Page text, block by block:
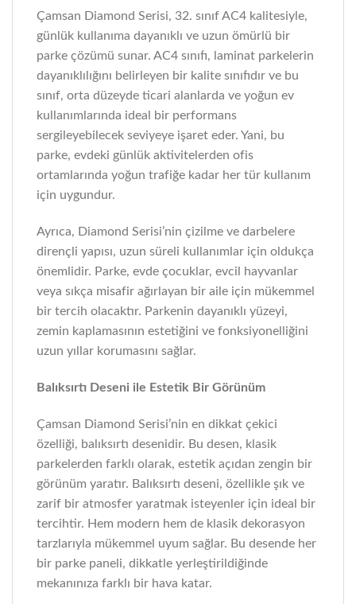
Çamsan Diamond Serisi, 32. sınıf AC4 kalitesiyle,
günlük kullanıma dayanıklı ve uzun ömürlü bir
parke çözümü sunar. AC4 sınıfı, laminat parkelerin
dayanıklılığını belirleyen bir kalite sınıfıdır ve bu
sınıf, orta düzeyde ticari alanlarda ve yoğun ev
kullanımlarında ideal bir performans
sergileyebilecek seviyeye işaret eder. Yani, bu
parke, evdeki günlük aktivitelerden ofis
ortamlarında yoğun trafiğe kadar her tür kullanım
için uygundur.
Ayrıca, Diamond Serisi’nin çizilme ve darbelere
dirençli yapısı, uzun süreli kullanımlar için oldukça
önemlidir. Parke, evde çocuklar, evcil hayvanlar
veya sıkça misafir ağırlayan bir aile için mükemmel
bir tercih olacaktır. Parkenin dayanıklı yüzeyi,
zemin kaplamasının estetiğini ve fonksiyonelliğini
uzun yıllar korumasını sağlar.
Balıksırtı Deseni ile Estetik Bir Görünüm
Çamsan Diamond Serisi’nin en dikkat çekici
özelliği, balıksırtı desenidir. Bu desen, klasik
parkelerden farklı olarak, estetik açıdan zengin bir
görünüm yaratır. Balıksırtı deseni, özellikle şık ve
zarif bir atmosfer yaratmak isteyenler için ideal bir
tercihtir. Hem modern hem de klasik dekorasyon
tarzlarıyla mükemmel uyum sağlar. Bu desende her
bir parke paneli, dikkatle yerleştirildiğinde
mekanınıza farklı bir hava katar.